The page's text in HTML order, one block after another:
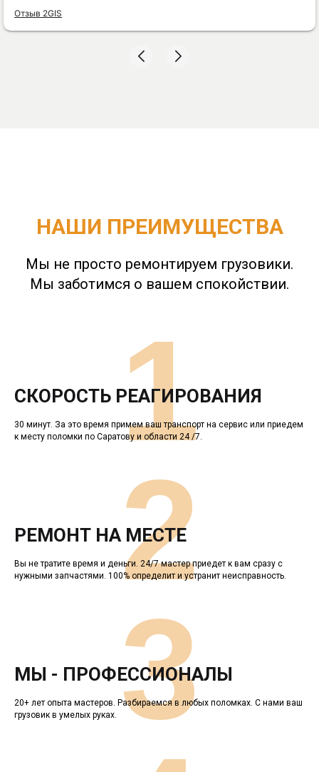
Отзыв 2GIS
НАШИ ПРЕИМУЩЕСТВА
Мы не просто ремонтируем грузовики.
Мы заботимся о вашем спокойствии.
СКОРОСТЬ РЕАГИРОВАНИЯ
30 минут. За это время примем ваш транспорт на сервис или приедем
к месту поломки по Саратову и области 24 /7.
1
РЕМОНТ НА МЕСТЕ
Вы не тратите время и деньги. 24/7 мастер приедет к вам сразу с
нужными запчастями. 100% определит и устранит неисправность.
2
МЫ - ПРОФЕССИОНАЛЫ
20+ лет опыта мастеров. Разбираемся в любых поломках. С нами ваш
грузовик в умелых руках. 3